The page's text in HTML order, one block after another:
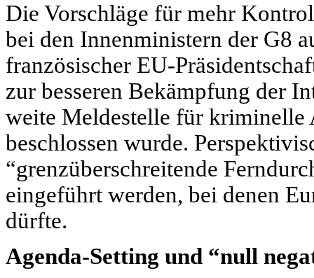
Die Vorschläge für mehr
bei den Innenministern der G8
französischer EU-
zur besseren Bekämpfung der
weite Meldestelle für
beschlossen wurde.
“grenzüberschreitende
eingeführt werden, bei denen
dürfte.
Agenda-Setting und “null